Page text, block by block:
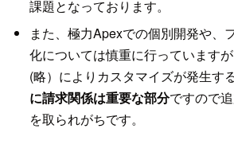
課題となっております。
また、極力Apexでの個別開発や、
化については慎重に行っています
(略）によりカスタマイズが発生す
に請求関係は重要な部分ですので
を取られがちです。